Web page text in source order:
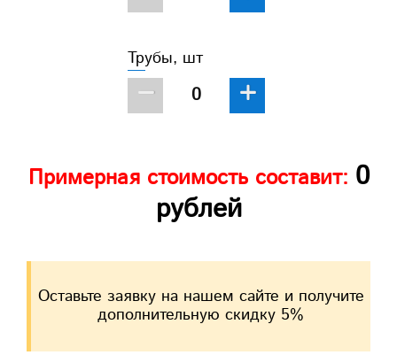
Трубы, шт
− +
Примерная стоимость составит: 0
рублей
Оставьте заявку на нашем сайте и получите
дополнительную скидку 5%